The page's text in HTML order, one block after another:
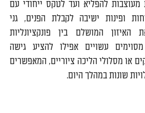
להפליא ועד לטקס ייחודי עם
ופינות ישיבה לקבלת הפנים, גני
האיזון המושלם בין פונקציונליות
עשויים אפילו להציע גישה
או מסלולי הליכה ציוריים, המאפשרים
שונות במהלך היום.